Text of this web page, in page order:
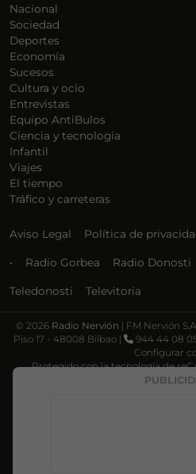
Nacional
Sociedad
Deportes
Economía
Sucesos
Cultura y ocio
Entrevistas
Equipo AntiBulos
Ciencia y tecnología
Infantil
Viajes
El tiempo
Tráfico y carreteras
Aviso Legal Política de
• Radio Gorbea Radio Donosti
Teledonosti Televitoria
© 2026 Radio Nervión | FM Nervión
Piso 17 - 48008 Bilbao |
944 44 08
Configurar
Protegido con la tecnología de
Política de